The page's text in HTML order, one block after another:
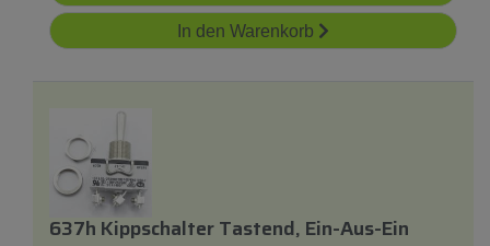
In den Warenkorb
637h Kippschalter Tastend, Ein-Aus-Ein